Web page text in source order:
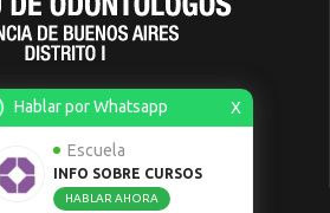
Hablar por Whatsapp X
Escuela
INFO SOBRE CURSOS
HABLAR AHORA